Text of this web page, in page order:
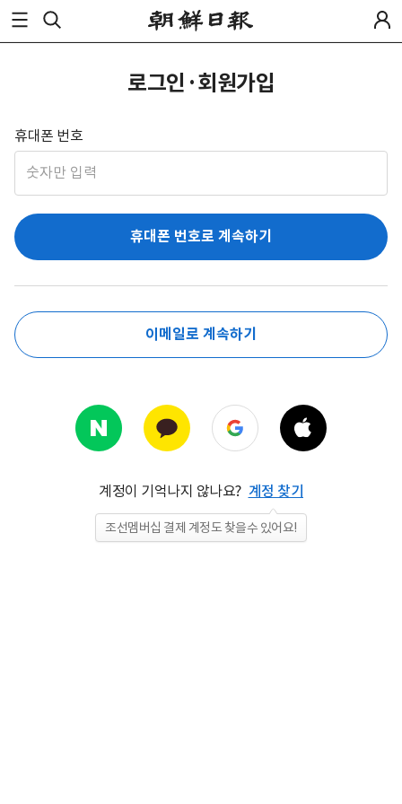
로그인·회원가입
휴대폰 번호
휴대폰 번호로 계속하기
이메일로 계속하기
계정이 기억나지 않나요? 계정 찾기
조선멤버십 결제 계정도 찾을수 있어요!